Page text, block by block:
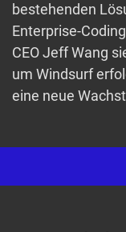
bestehenden
Enterprise-
CEO Jeff Wang
um Windsurf
eine neue